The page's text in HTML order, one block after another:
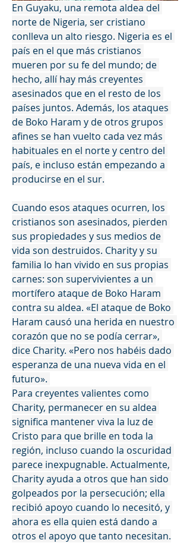
En Guyaku, una remota aldea del
norte de Nigeria, ser cristiano
conlleva un alto riesgo. Nigeria es el
país en el que más cristianos
mueren por su fe del mundo; de
hecho, allí hay más creyentes
asesinados que en el resto de los
países juntos. Además, los ataques
de Boko Haram y de otros grupos
afines se han vuelto cada vez más
habituales en el norte y centro del
país, e incluso están empezando a
producirse en el sur.
Cuando esos ataques ocurren, los
cristianos son asesinados, pierden
sus propiedades y sus medios de
vida son destruidos. Charity y su
familia lo han vivido en sus propias
carnes: son supervivientes a un
mortífero ataque de Boko Haram
contra su aldea. «El ataque de Boko
Haram causó una herida en nuestro
corazón que no se podía cerrar»,
dice Charity. «Pero nos habéis dado
esperanza de una nueva vida en el
futuro».
Para creyentes valientes como
Charity, permanecer en su aldea
significa mantener viva la luz de
Cristo para que brille en toda la
región, incluso cuando la oscuridad
parece inexpugnable. Actualmente,
Charity ayuda a otros que han sido
golpeados por la persecución; ella
recibió apoyo cuando lo necesitó, y
ahora es ella quien está dando a
otros el apoyo que tanto necesitan.